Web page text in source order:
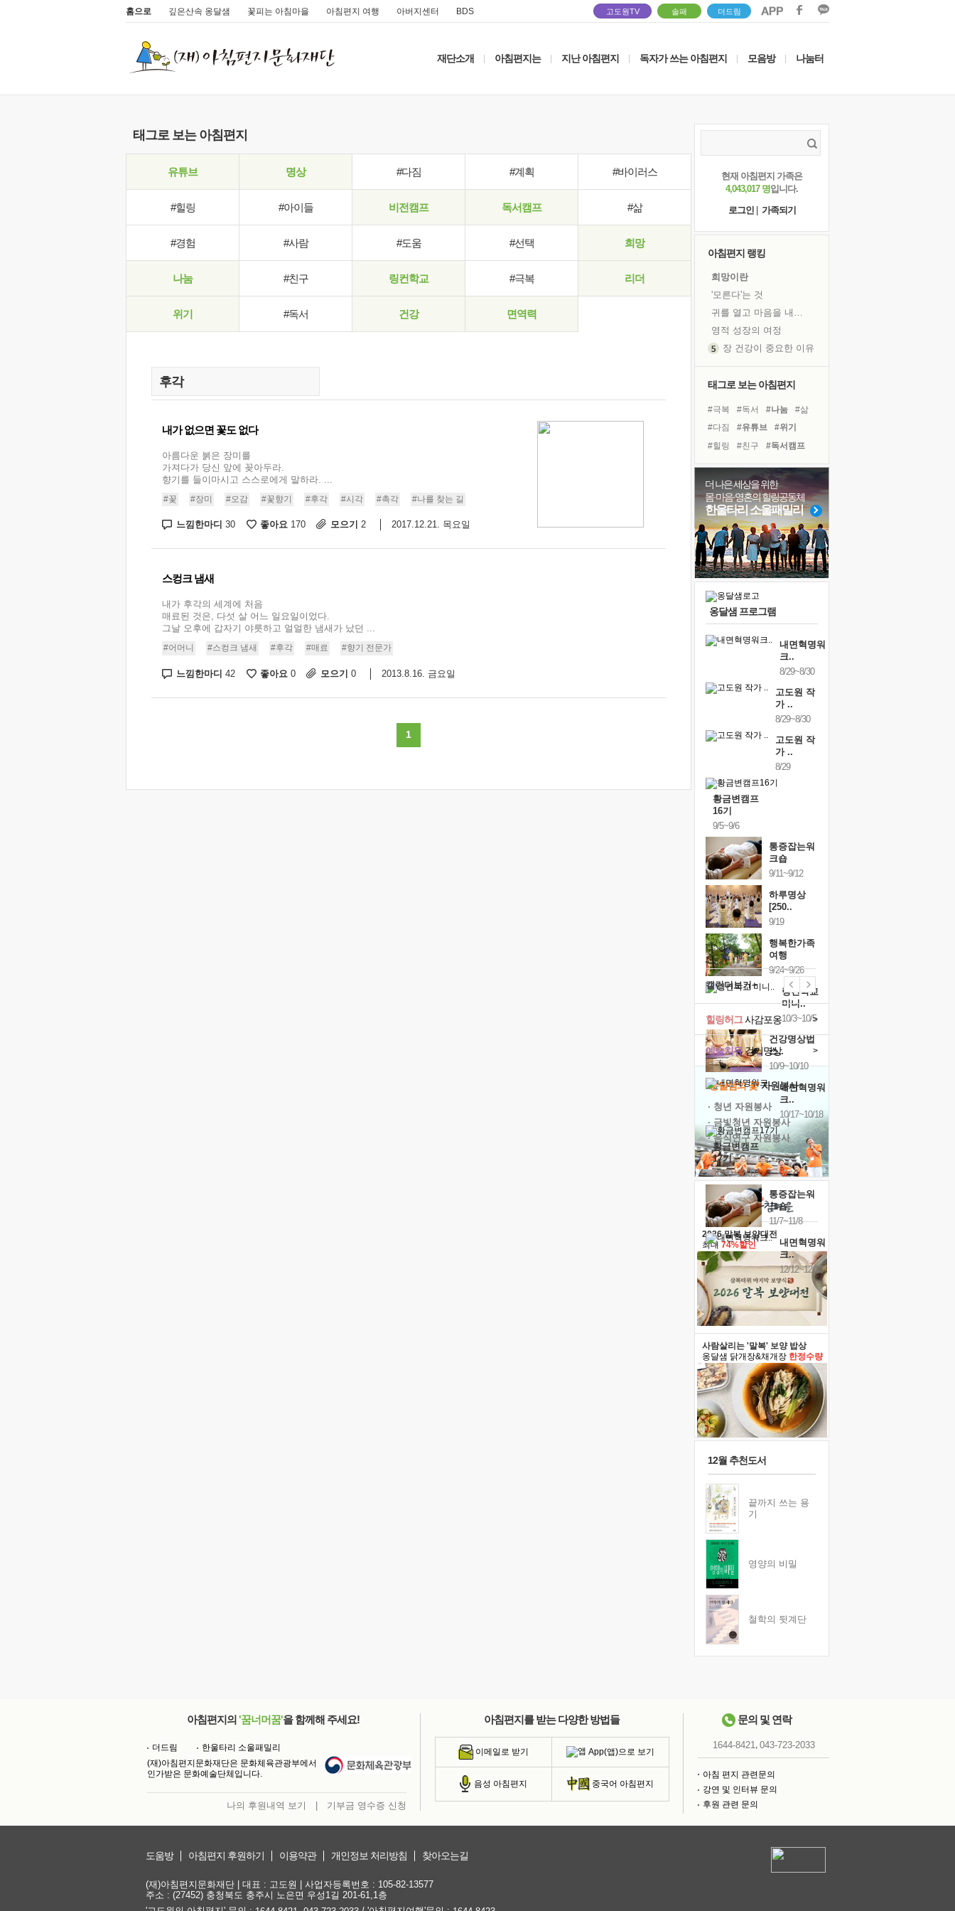
홈으로 깊은산속 옹달샘 꽃피는 아침마을 아침편지 여행 아버지센터 BDS 고도원TV 솔패 더드림
재단소개 아침편지는 지난 아침편지 독자가 쓰는 아침편지 모음방 나눔터
태그로 보는 아침편지
유튜브 명상 #다짐 #계획 #바이러스
#힐링 #아이들 비전캠프 독서캠프 #삶
#경험 #사람 #도움 #선택 희망
나눔 #친구 링컨학교 #극복 리더
위기 #독서 건강 면역력
내가 없으면 꽃도 없다
아름다운 붉은 장미를
가져다가 당신 앞에 꽂아두라.
향기를 들이마시고 스스로에게 말하라. ...
#꽃 #장미 #오감 #꽃향기 #후각 #시각 #촉각 #나를 찾는 길
느낌한마디 30 좋아요 170 모으기 2 2017.12.21. 목요일
스컹크 냄새
내가 후각의 세계에 처음
매료된 것은, 다섯 살 어느 일요일이었다.
그날 오후에 갑자기 야릇하고 얼얼한 냄새가 났던 ...
#어머니 #스컹크 냄새 #후각 #매료 #향기 전문가
느낌한마디 42 좋아요 0 모으기 0 2013.8.16. 금요일
1
현재 아침편지 가족은
4,043,017 명입니다.
로그인
가족되기
아침편지 랭킹
희망이란
'모른다'는 것
귀를 열고 마음을 내어주고
영적 성장의 여정
장 건강이 중요한 이유
꿈이 실제가 되는 것
'말 타는 법'을 먼저
졸업식 사진을 보며
극심한 변비, 어깨결림, 수면 장애
아픈 아버지를 위한 공간 설계
슬럼프
보고 싶은 어머니
못된 꼰대들
태그로 보는 아침편지
#극복 #독서 #나눔
#삶
#다짐
#유튜브
#위기
#힐링
#친구
#독서캠프
#건강
#희망
#도움
#링컨학교
#명상
#면역력
#사람
#바이러스
#선택
#비전캠프
#계획
더 나은 세상을 위한
몸·마음·영혼의 힐링공동체
한울타리 소울패밀리
옹달샘 프로그램
내면혁명워
크..
8/29~8/30
고도원 작
가 ..
8/29~8/30
고도원 작
가 ..
8/29
황금변캠프
16기
9/5~9/6
통증잡는워
크숍
9/11~9/12
하루명상
[250..
9/19
행복한가족
여행
9/24~9/26
링컨학교
미니..
10/3~10/5
건강명상법
스..
10/9~10/10
내면혁명워
크..
10/17~10/18
황금변캠프
17기
10/30~10/31
통증잡는워
크숍
11/7~11/8
내면혁명워
크..
12/12~12/13
캘린더보기+
예술치유걷기명상 >
힐링허그사감포옹 >
'옹달샘의 꽃'자원봉사
· 청년 자원봉사
· 금빛청년 자원봉사
· 음식연구 자원봉사
2026 말복 보양대전
최대 74%할인
사람살리는 '말복' 보양 밥상
옹달샘 닭개장&채개장 한정수량
12월 추천도서
끝까지 쓰는 용
기
영양의 비밀
철학의 뒷계단
아침편지의 '꿈너머꿈'을 함께해 주세요!
더드림
한울타리 소울패밀리
(재)아침편지문화재단은 문화체육관광부에서
인가받은 문화예술단체입니다.
나의 후원내역 보기 기부금 영수증 신청
아침편지를 받는 다양한 방법들
이메일로 받기 App(앱)으로 보기
음성 아침편지 중국어 아침편지
문의 및 연락
1644-8421, 043-723-2033
아침 편지 관련문의
강연 및 인터뷰 문의
후원 관련 문의
도움방 아침편지 후원하기 이용약관 개인정보 처리방침 찾아오는길
(재)아침편지문화재단 | 대표 : 고도원 | 사업자등록번호 : 105-82-13577
주소 : (27452) 충청북도 충주시 노은면 우성1길 201-61,1층